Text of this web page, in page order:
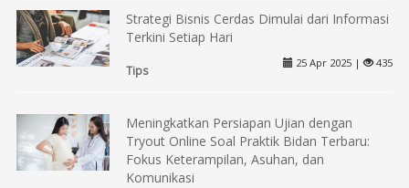
Strategi Bisnis Cerdas Dimulai dari Informasi
Terkini Setiap Hari
Tips
25 Apr 2025 | 435
Meningkatkan Persiapan Ujian dengan
Tryout Online Soal Praktik Bidan Terbaru:
Fokus Keterampilan, Asuhan, dan
Komunikasi